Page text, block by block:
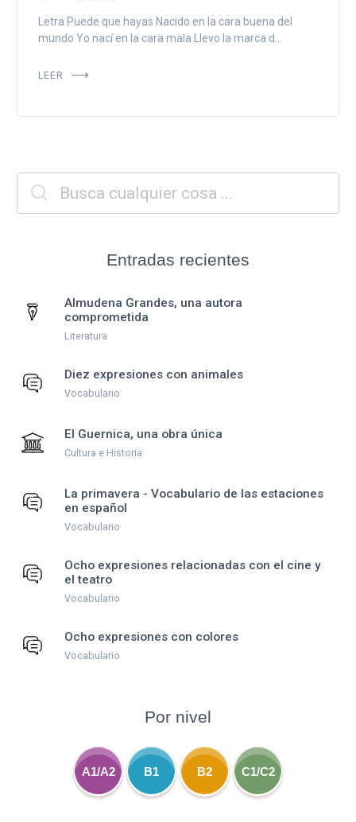
Letra Puede que hayas Nacido en la cara buena del
mundo Yo nací en la cara mala Llevo la marca d...
LEER
Entradas recientes
Almudena Grandes, una autora
comprometida
Literatura
Diez expresiones con animales
Vocabulario
El Guernica, una obra única
Cultura e Historia
La primavera - Vocabulario de las estaciones
en español
Vocabulario
Ocho expresiones relacionadas con el cine y
el teatro
Vocabulario
Ocho expresiones con colores
Vocabulario
Por nivel
A1/A2 B1 B2 C1/C2